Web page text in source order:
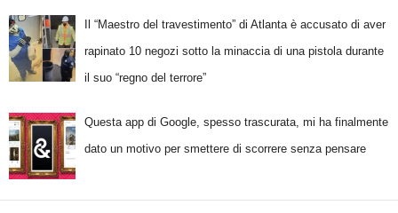
Il “Maestro del travestimento” di Atlanta è accusato di aver
rapinato 10 negozi sotto la minaccia di una pistola durante
il suo “regno del terrore”
Questa app di Google, spesso trascurata, mi ha finalmente
dato un motivo per smettere di scorrere senza pensare